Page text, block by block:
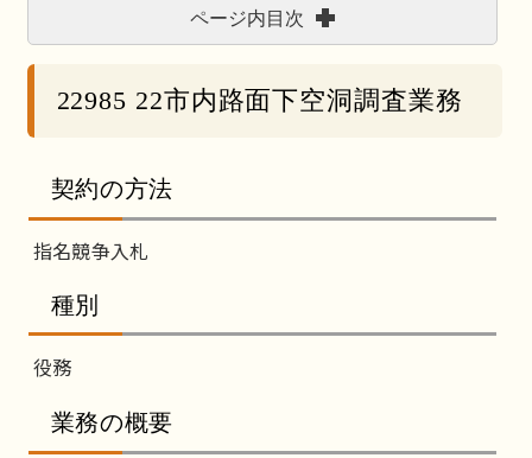
ページ内目次
22985 22市内路面下空洞調査業務
契約の方法
指名競争入札
種別
役務
業務の概要